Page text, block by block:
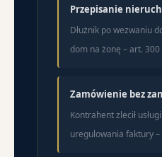
Przepisanie
Dłużnik po wezwaniu
dom na żonę – art. 300
Zamówienie bez
Kontrahent zlecił
uregulowania faktury –